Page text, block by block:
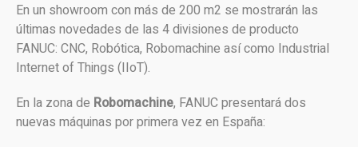
En un showroom con más de 200 m2 se mostrarán las
últimas novedades de las 4 divisiones de producto
FANUC: CNC, Robótica, Robomachine así como Industrial
Internet of Things (IIoT).
En la zona de Robomachine, FANUC presentará dos
nuevas máquinas por primera vez en España: